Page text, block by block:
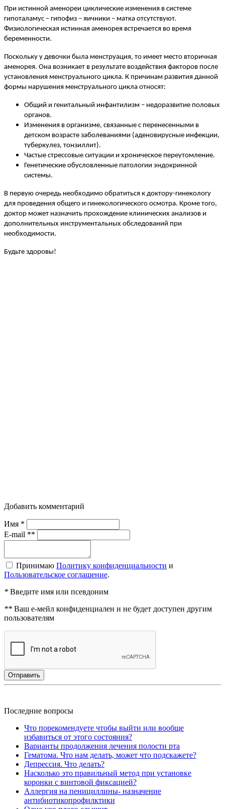
При истинной аменореи циклические изменения в системе
гипоталамус – гипофиз – яичники – матка отсутствуют.
Физиологическая истинная аменорея встречается во время
беременности.
Поскольку у девочки была менструация, то имеет место вторичная
аменорея. Она возникает в результате воздействия факторов после
установления менструального цикла. К причинам развития данной
формы нарушения менструального цикла относят:
Общий и генитальный инфантилизм – недоразвитие половых
органов.
Изменения в организме, связанные с перенесенными в
детском возрасте заболеваниями (аденовирусные инфекции,
туберкулез, тонзиллит).
Частые стрессовые ситуации и хроническое переутомление.
Генетические обусловленные патологии эндокринной
системы.
В первую очередь необходимо обратиться к доктору-гинекологу
для проведения общего и гинекологического осмотра. Кроме того,
доктор может назначить прохождение клинических анализов и
дополнительных инструментальных обследований при
необходимости.
Будьте здоровы!
Добавить комментарий
Имя *
E-mail **
Принимаю Политику конфиденциальности и
Пользовательское соглашение.
* Введите имя или псевдоним
** Ваш е-мейл конфиденциален и не будет доступен другим
пользователям
Отправить
Последние вопросы
Что порекомендуете чтобы выйти или вообще
избавиться от этого состояния?
Варианты продолжения лечения полости рта
Гематома. Что нам делать, может что подскажете?
Депрессия. Что делать?
Насколько это правильный метод при установке
коронки с винтовой фиксацией?
Аллергия на пенициллины- назначение
антибиотикопрофилктики